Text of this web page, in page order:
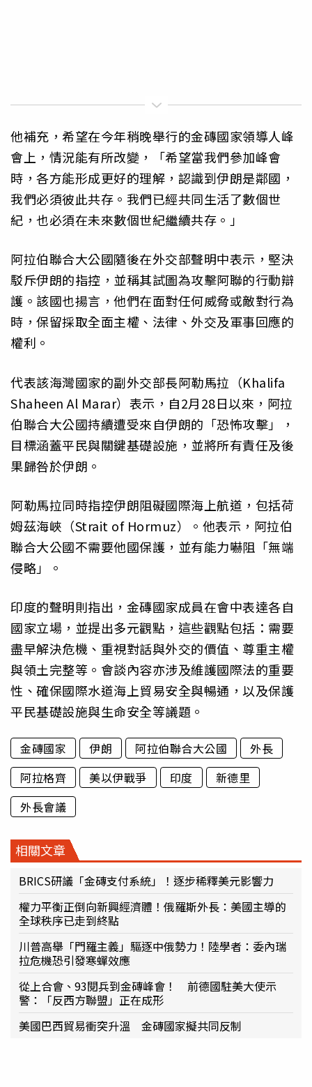
他補充，希望在今年稍晚舉行的金磚國家領導人峰
會上，情況能有所改變，「希望當我們參加峰會
時，各方能形成更好的理解，認識到伊朗是鄰國，
我們必須彼此共存。我們已經共同生活了數個世
紀，也必須在未來數個世紀繼續共存。」
阿拉伯聯合大公國隨後在外交部聲明中表示，堅決
駁斥伊朗的指控，並稱其試圖為攻擊阿聯的行動辯
護。該國也揚言，他們在面對任何威脅或敵對行為
時，保留採取全面主權、法律、外交及軍事回應的
權利。
代表該海灣國家的副外交部長阿勒馬拉（Khalifa
Shaheen Al Marar）表示，自2月28日以來，阿拉
伯聯合大公國持續遭受來自伊朗的「恐怖攻擊」，
目標涵蓋平民與關鍵基礎設施，並將所有責任及後
果歸咎於伊朗。
阿勒馬拉同時指控伊朗阻礙國際海上航道，包括荷
姆茲海峽（Strait of Hormuz）。他表示，阿拉伯
聯合大公國不需要他國保護，並有能力嚇阻「無端
侵略」。
印度的聲明則指出，金磚國家成員在會中表達各自
國家立場，並提出多元觀點，這些觀點包括：需要
盡早解決危機、重視對話與外交的價值、尊重主權
與領土完整等。會談內容亦涉及維護國際法的重要
性、確保國際水道海上貿易安全與暢通，以及保護
平民基礎設施與生命安全等議題。
金磚國家 伊朗 阿拉伯聯合大公國
外長
阿拉格齊
美以伊戰爭 印度
新德里
外長會議
相關文章
BRICS研議「金磚支付系統」！逐步稀釋美元影響力
權力平衡正倒向新興經濟體！俄羅斯外長：美國主導的
全球秩序已走到終點
川普高舉「門羅主義」驅逐中俄勢力！陸學者：委內瑞
拉危機恐引發寒蟬效應
從上合會、93閱兵到金磚峰會！ 前德國駐美大使示
警：「反西方聯盟」正在成形
美國巴西貿易衝突升溫 金磚國家擬共同反制